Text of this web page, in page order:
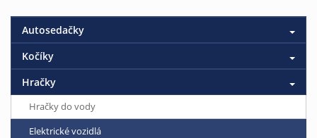
Autosedačky
Kočíky
Hračky
Hračky do vody
Elektrické vozidlá